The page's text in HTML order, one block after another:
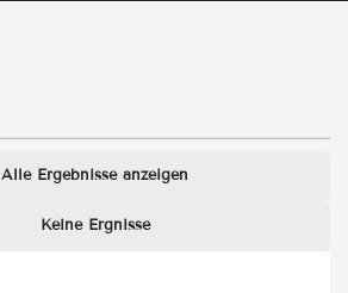
Alle Ergebnisse anzeigen
Keine Ergnisse